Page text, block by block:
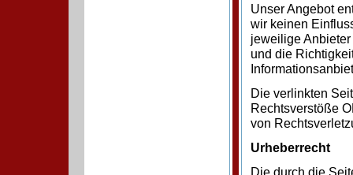
Unser Angebot
wir keinen
jeweilige
und die
Die verlinkten
Rechtsverstöße
von
Urheberrecht
Die durch die